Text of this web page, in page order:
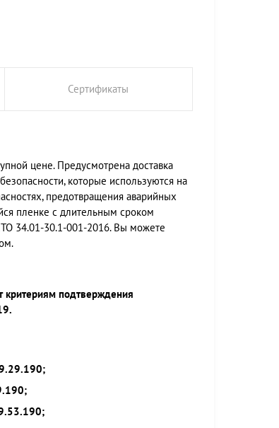
Сертификаты
цене. Предусмотрена доставка
которые используются на
предотвращения аварийных
пленке с длительным сроком
34.01-30.1-001-2016. Вы можете
критериям подтверждения